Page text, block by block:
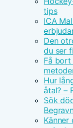
tips
ICA
Den
du ser
Få bort
Hur
åtal? –
Sök
Känner